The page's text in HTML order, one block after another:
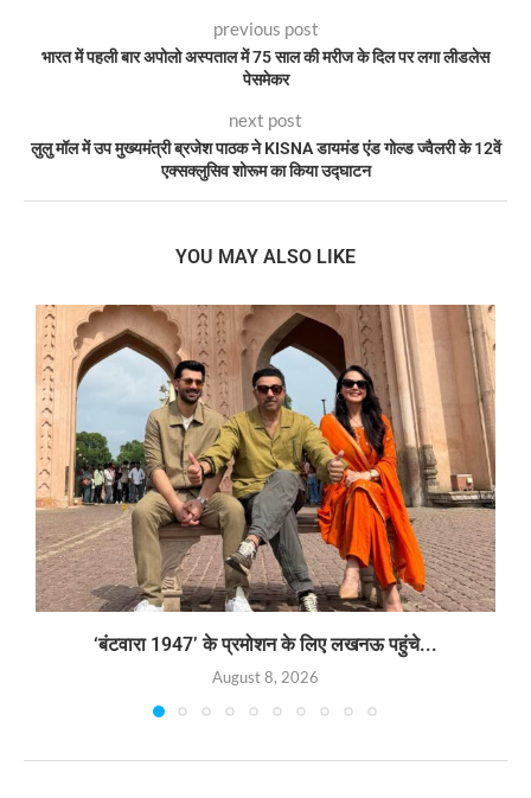
previous post
भारत में पहली बार अपोलो अस्पताल में 75 साल की मरीज के दिल पर लगा लीडलेस
पेसमेकर
next post
लुलु मॉल में उप मुख्यमंत्री ब्रजेश पाठक ने KISNA डायमंड एंड गोल्ड ज्वैलरी के 12वें
एक्सक्लुसिव शोरूम का किया उद्घाटन
YOU MAY ALSO LIKE
‘बंटवारा 1947’ के प्रमोशन के लिए लखनऊ पहुंचे...
August 8, 2026